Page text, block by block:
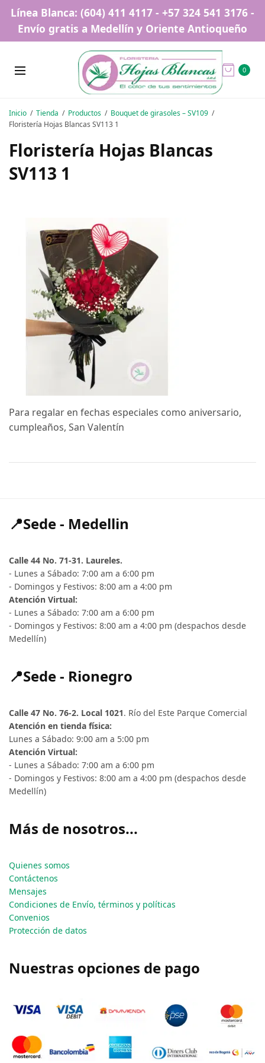
Línea Blanca: (604) 411 4117 - +57 324 541 3176 -
Envío gratis a Medellín y Oriente Antioqueño
0
Inicio Tienda Productos
Bouquet de girasoles – SV109
Floristería Hojas Blancas SV113 1
Floristería Hojas Blancas
SV113 1
Para regalar en fechas especiales como aniversario,
cumpleaños, San Valentín
📍Sede - Medellin
Calle 44 No. 71-31. Laureles.
- Lunes a Sábado: 7:00 am a 6:00 pm
- Domingos y Festivos: 8:00 am a 4:00 pm
Atención Virtual:
- Lunes a Sábado: 7:00 am a 6:00 pm
- Domingos y Festivos: 8:00 am a 4:00 pm (despachos desde
Medellín)
📍Sede - Rionegro
Calle 47 No. 76-2. Local 1021. Río del Este Parque Comercial
Atención en tienda física:
Lunes a Sábado: 9:00 am a 5:00 pm
Atención Virtual:
- Lunes a Sábado: 7:00 am a 6:00 pm
- Domingos y Festivos: 8:00 am a 4:00 pm (despachos desde
Medellín)
Más de nosotros...
Quienes somos
Contáctenos
Mensajes
Condiciones de Envío, términos y políticas
Convenios
Protección de datos
Nuestras opciones de pago